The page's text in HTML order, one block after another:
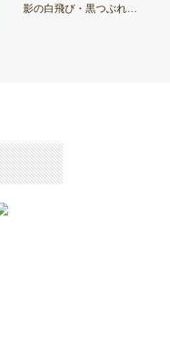
影の白飛び・黒つぶれを